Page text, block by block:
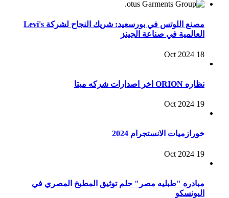
مصنع اللوتس في بورسعيد: شريك النجاح لشركة Levi's
العالمية في صناعة الجينز
18 Oct 2024
نظاره ORION اخر اصدارات شركه ميتا
19 Oct 2024
خورازميات الانستجرام 2024
19 Oct 2024
مبادره "طبليه مصر" حلم توثيق المطبخ المصري في
اليونسكو